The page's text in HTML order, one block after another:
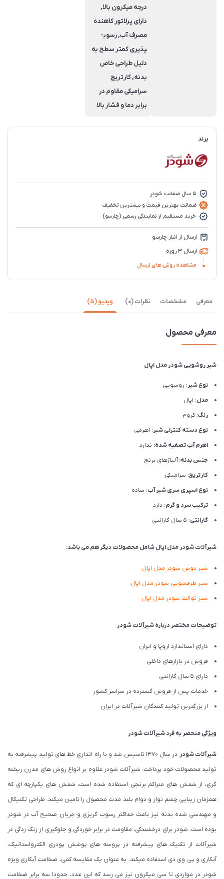
درجه میکرون بالا,
دارای پرلاتور کاهنده
مصرف آب, رسوب­
پذیری کم­تر سطح به
دلیل طراحی خاص
بدنه, کارتریج
سرامیکی مقاوم در
برابر دما و فشار بالا
برند
5 سال ضمانت شودر
ضمانت بهترین قیمت و بیشترین تخفیف
خرید مستقیم از نمایندگی رسمی (چارسو)
ارسال از انبار چارسو
ارسال 3 روزه
مشاهده روش های ارسال
معرفی مشخصات نظرات (0) ویدیو (5)
معرفی محصول
شیر روشویی شودر مدل اپال
نوع شیر: روشویی
مدل: اپال
رنگ: کروم
نوع دسته کنترلی شیر: اهرمی
اهرم آب تصفیه شده: ندارد
جنس بدنه:آلیاژهای برنج
کارتریج: سرامیکی
نوع اسپری سری شیر آب: ساده
ترکیب سرد و گرم: دارد
گارانتی: 5 سال گارانتی
شیرآلات شودر مدل اپال شامل محصولات دیگر هم می باشد:
شیر دوش شودر مدل اپال
شیر ظرفشویی شودر مدل اپال
شیر توالت شودر مدل اپال
توضیحات مختصر درباره شیرآلات شودر
دارای استاندارد اروپا و ایران
فروش در بازارهای داخلی
دارای 5 سال گارانتی
خدمات پس از فروش گسترده در سراسر کشور
از بزرگترین تولید کنندگان شیرآلات در ایران
ویژگی منحصر به فرد شیرآلات شودر
شیرآلات شودر
در سال 1370 تاسیس شد و با راه اندازی خط های تولید پیشرفته به
تولید محصولات خود پرداخت. شیرآلات شودر علاوه بر انواع روش های مدرن ریخته
گری، از شمش های متراکم برنجی استفاده شده است، شمش های یکپارچه ای که
همزمان زیبایی چشم نواز و دوام بلند مدت محصول را تامین میکند. طراحی تکنیکال
و مهندسی شده بدنه نیز باعث حداکثر رسوب گریزی و جریان صحیح آب در شودر
بوده است. شودر برای درخشندگی، مقاومت در برابر خوردگی و جلوگیری از زنگ زدگی در
شیرآلات از تکنیک های پیشرفته در پروسه های پوشش پودری الکترواستاتیک،
آبکاری و پی وی دی استفاده میکند. به عنوان یک مقایسه کمی، صخامت آبکاری ویژه
شودر در مواردی تا سی میکرون نیز می رسد که این عدد، حدودا سه برابر ضخامت